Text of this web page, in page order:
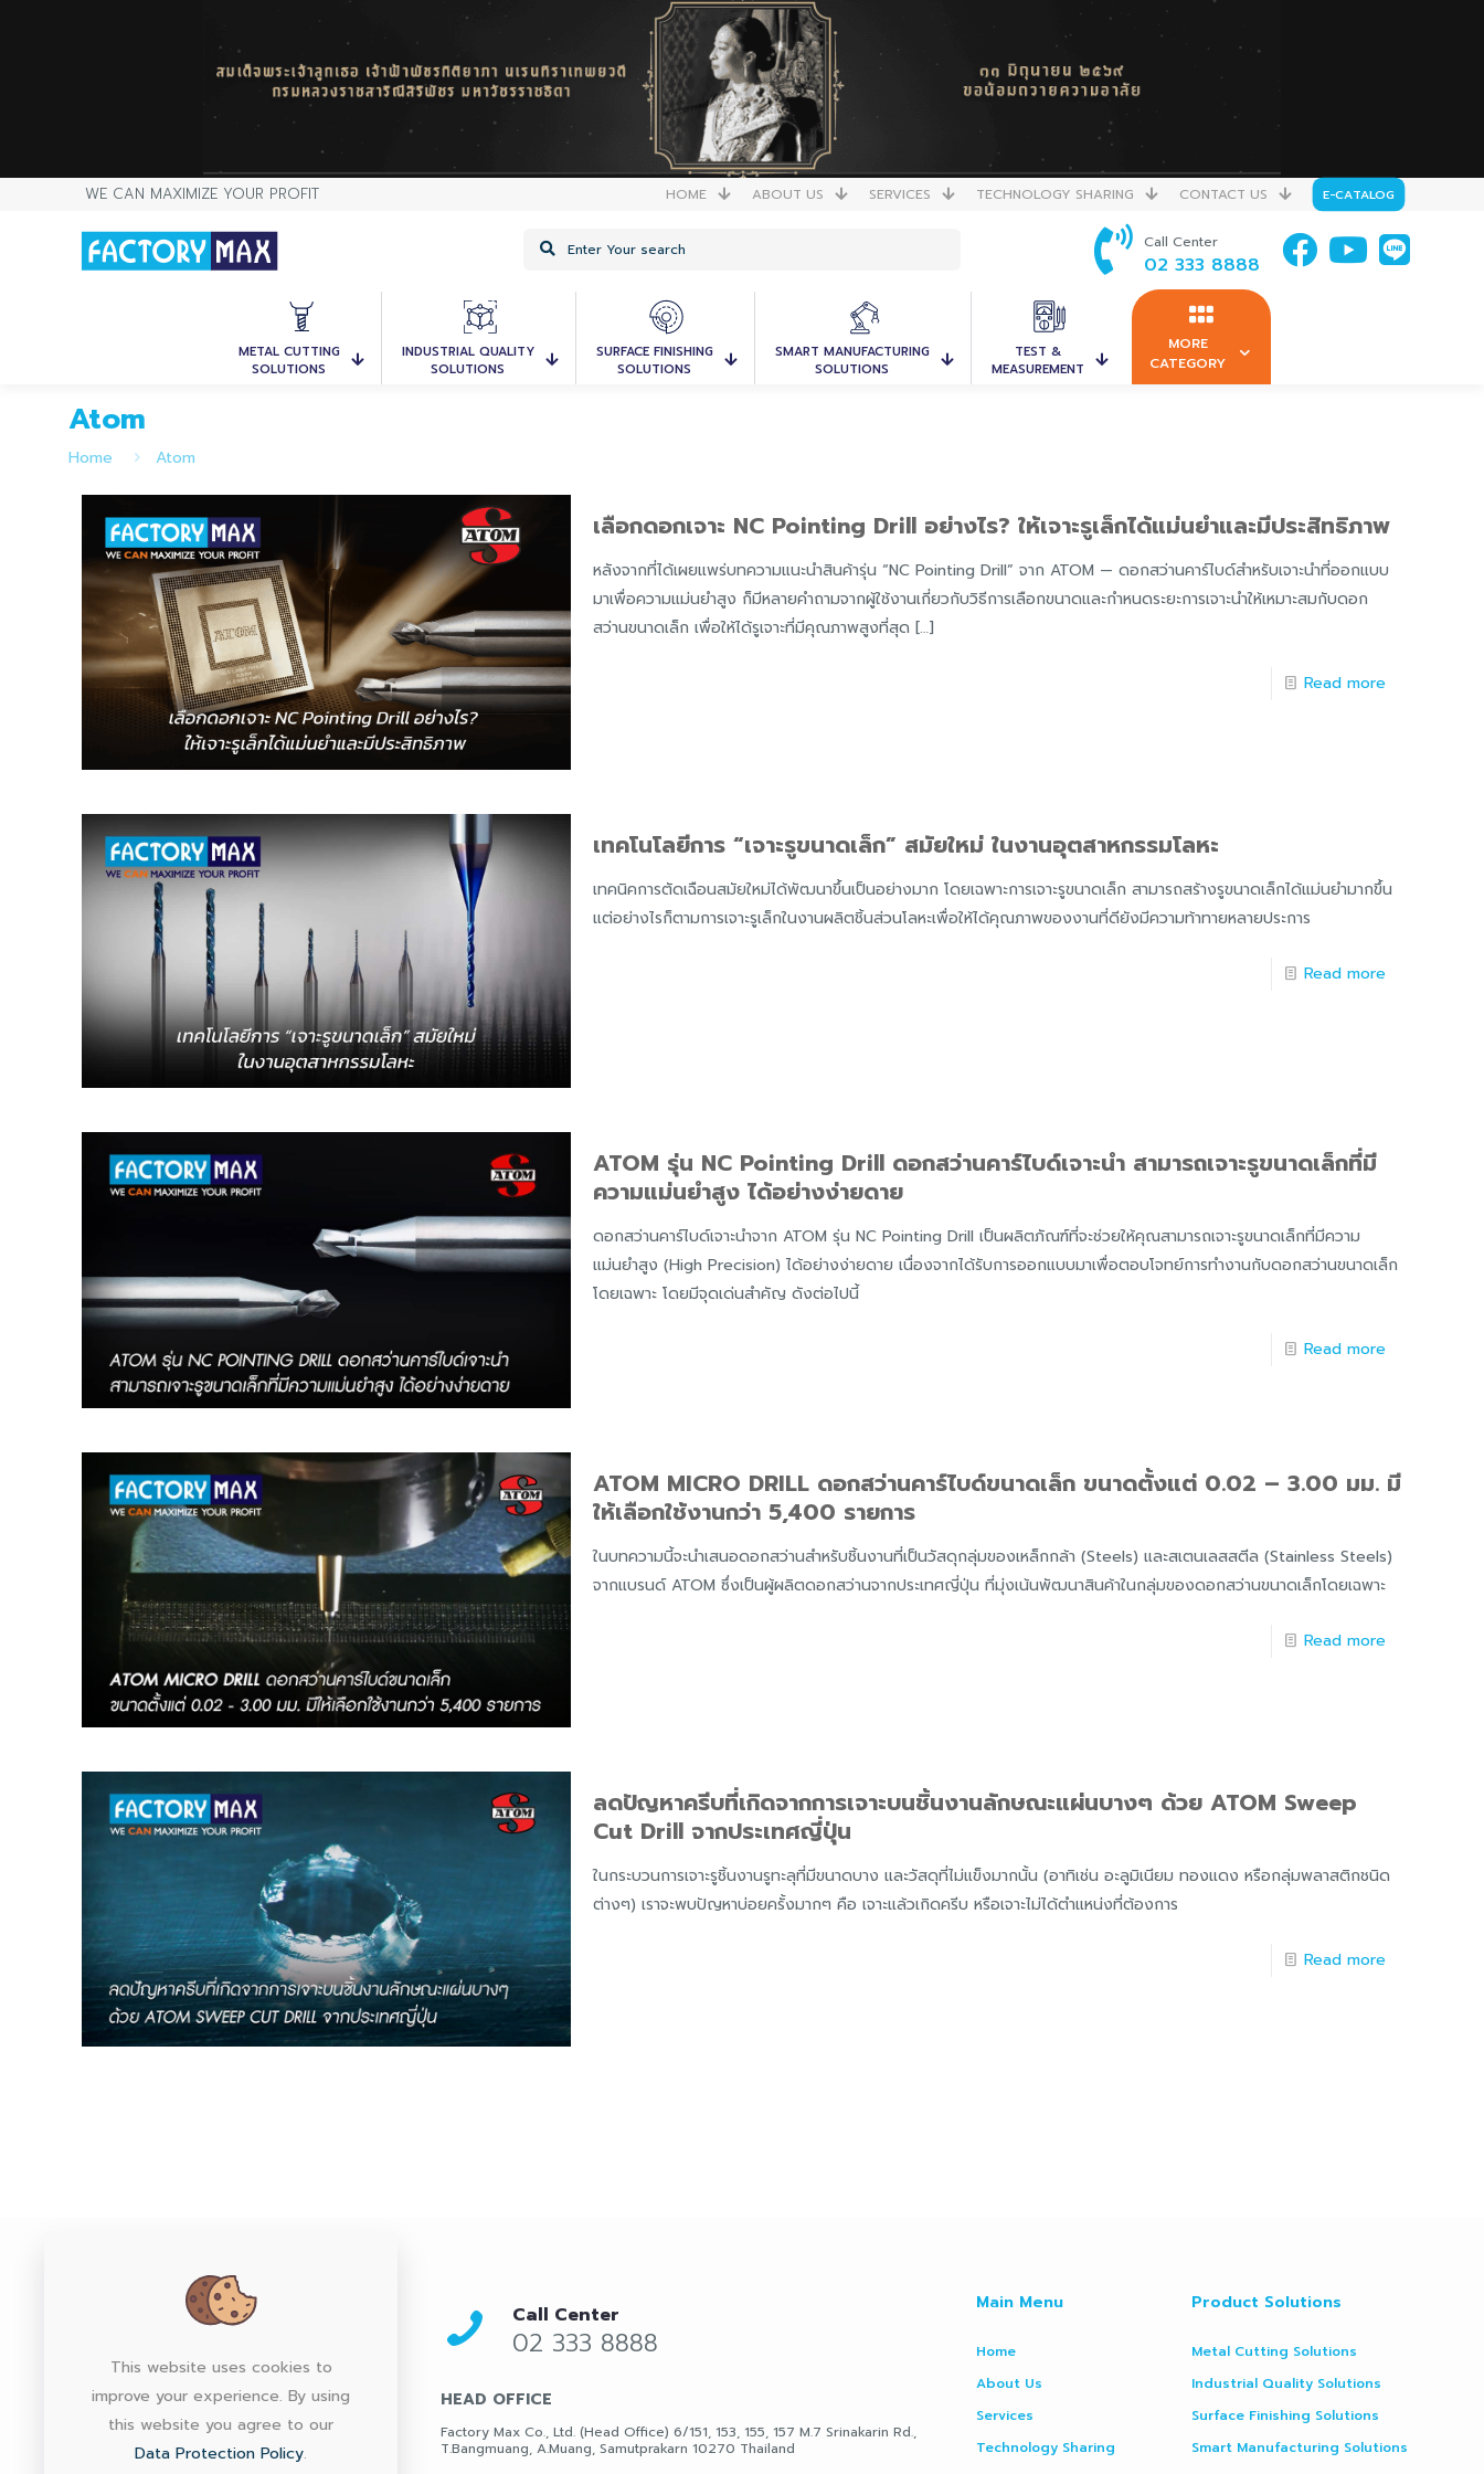
WE CAN MAXIMIZE YOUR PROFIT HOME ABOUT US SERVICES TECHNOLOGY SHARING CONTACT US E-CATALOG
Call Center
02 333 8888
METAL CUTTING
SOLUTIONS
INDUSTRIAL QUALITY
SOLUTIONS
SURFACE FINISHING
SOLUTIONS
SMART MANUFACTURING
SOLUTIONS
TEST &
MEASUREMENT
MORE
CATEGORY
Atom
Home Atom
เลือกดอกเจาะ NC Pointing Drill อย่างไร? ให้เจาะรูเล็กได้แม่นยำและมีประสิทธิภาพ
หลังจากที่ได้เผยแพร่บทความแนะนำสินค้ารุ่น “NC Pointing Drill” จาก ATOM — ดอกสว่านคาร์ไบด์สำหรับเจาะนำที่ออกแบบ
มาเพื่อความแม่นยำสูง ก็มีหลายคำถามจากผู้ใช้งานเกี่ยวกับวิธีการเลือกขนาดและกำหนดระยะการเจาะนำให้เหมาะสมกับดอก
สว่านขนาดเล็ก เพื่อให้ได้รูเจาะที่มีคุณภาพสูงที่สุด […]
Read more
เทคโนโลยีการ “เจาะรูขนาดเล็ก” สมัยใหม่ ในงานอุตสาหกรรมโลหะ
เทคนิคการตัดเฉือนสมัยใหม่ได้พัฒนาขึ้นเป็นอย่างมาก โดยเฉพาะการเจาะรูขนาดเล็ก สามารถสร้างรูขนาดเล็กได้แม่นยำมากขึ้น
แต่อย่างไรก็ตามการเจาะรูเล็กในงานผลิตชิ้นส่วนโลหะเพื่อให้ได้คุณภาพของงานที่ดียังมีความท้าทายหลายประการ
Read more
ATOM รุ่น NC Pointing Drill ดอกสว่านคาร์ไบด์เจาะนำ สามารถเจาะรูขนาดเล็กที่มี
ความแม่นยำสูง ได้อย่างง่ายดาย
ดอกสว่านคาร์ไบด์เจาะนำจาก ATOM รุ่น NC Pointing Drill เป็นผลิตภัณฑ์ที่จะช่วยให้คุณสามารถเจาะรูขนาดเล็กที่มีความ
แม่นยำสูง (High Precision) ได้อย่างง่ายดาย เนื่องจากได้รับการออกแบบมาเพื่อตอบโจทย์การทำงานกับดอกสว่านขนาดเล็ก
โดยเฉพาะ โดยมีจุดเด่นสำคัญ ดังต่อไปนี้
Read more
ATOM MICRO DRILL ดอกสว่านคาร์ไบด์ขนาดเล็ก ขนาดตั้งแต่ 0.02 – 3.00 มม. มี
ให้เลือกใช้งานกว่า 5,400 รายการ
ในบทความนี้จะนำเสนอดอกสว่านสำหรับชิ้นงานที่เป็นวัสดุกลุ่มของเหล็กกล้า (Steels) และสเตนเลสสตีล (Stainless Steels)
จากแบรนด์ ATOM ซึ่งเป็นผู้ผลิตดอกสว่านจากประเทศญี่ปุ่น ที่มุ่งเน้นพัฒนาสินค้าในกลุ่มของดอกสว่านขนาดเล็กโดยเฉพาะ
Read more
ลดปัญหาครีบที่เกิดจากการเจาะบนชิ้นงานลักษณะแผ่นบางๆ ด้วย ATOM Sweep
Cut Drill จากประเทศญี่ปุ่น
ในกระบวนการเจาะรูชิ้นงานรูทะลุที่มีขนาดบาง และวัสดุที่ไม่แข็งมากนั้น (อาทิเช่น อะลูมิเนียม ทองแดง หรือกลุ่มพลาสติกชนิด
ต่างๆ) เราจะพบปัญหาบ่อยครั้งมากๆ คือ เจาะแล้วเกิดครีบ หรือเจาะไม่ได้ตำแหน่งที่ต้องการ
Read more
Call Center
02 333 8888
HEAD OFFICE
Factory Max Co., Ltd. (Head Office) 6/151, 153, 155, 157 M.7 Srinakarin Rd.,
T.Bangmuang, A.Muang, Samutprakarn 10270 Thailand
Main Menu
Home
About Us
Services
Technology Sharing
Product Solutions
Metal Cutting Solutions
Industrial Quality Solutions
Surface Finishing Solutions
Smart Manufacturing Solutions
This website uses cookies to
improve your experience. By using
this website you agree to our
Data Protection Policy.